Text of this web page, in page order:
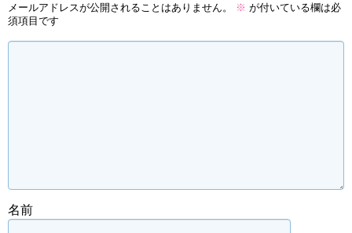
メールアドレスが公開されることはありません。 ※ が付いている欄は必
須項目です
名前